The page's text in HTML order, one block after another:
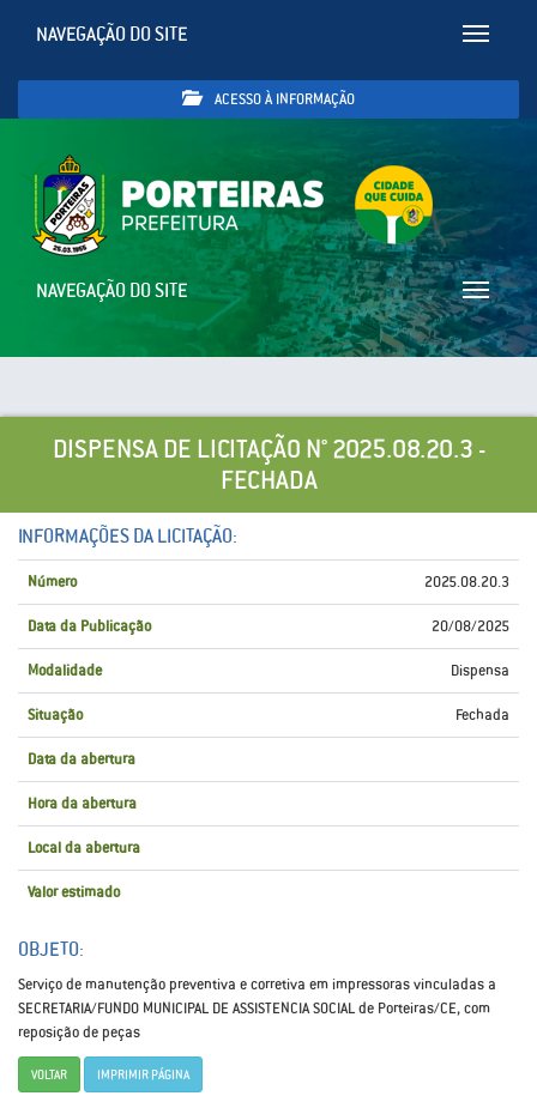
Toggle
NAVEGAÇÃO DO SITE
ACESSO À INFORMAÇÃO
Toggle
NAVEGAÇÃO DO SITE
DISPENSA DE LICITAÇÃO N° 2025.08.20.3 -
FECHADA
INFORMAÇÕES DA LICITAÇÃO:
Número 2025.08.20.3
Data da Publicação 20/08/2025
Modalidade Dispensa
Situação Fechada
Data da abertura
Hora da abertura
Local da abertura
Valor estimado
OBJETO:
Serviço de manutenção preventiva e corretiva em impressoras vinculadas a
SECRETARIA/FUNDO MUNICIPAL DE ASSISTENCIA SOCIAL de Porteiras/CE, com
reposição de peças
VOLTAR IMPRIMIR PÁGINA